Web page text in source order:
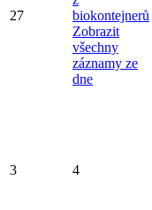
27
biokontejnerů
Zobrazit
všechny
záznamy ze
dne
3 4